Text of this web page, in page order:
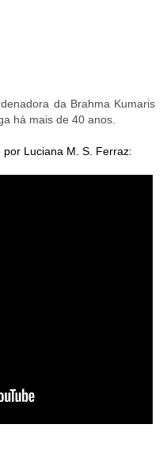
da Brahma Kumaris
há mais de 40 anos.
Luciana M. S. Ferraz: